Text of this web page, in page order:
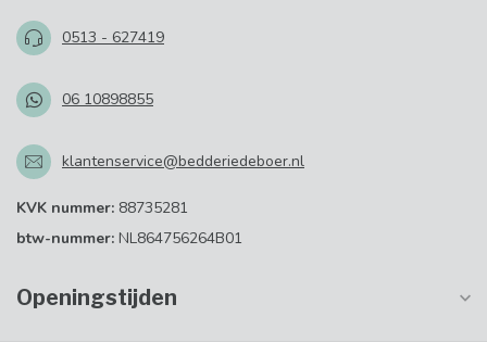
0513 - 627419
06 10898855
klantenservice@bedderiedeboer.nl
KVK nummer: 88735281
btw-nummer: NL864756264B01
Openingstijden